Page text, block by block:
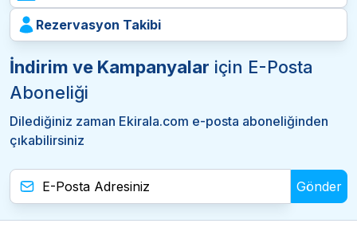
Rezervasyon Takibi
İndirim ve Kampanyalar için E-Posta
Aboneliği
Dilediğiniz zaman Ekirala.com e-posta aboneliğinden
çıkabilirsiniz
Gönder